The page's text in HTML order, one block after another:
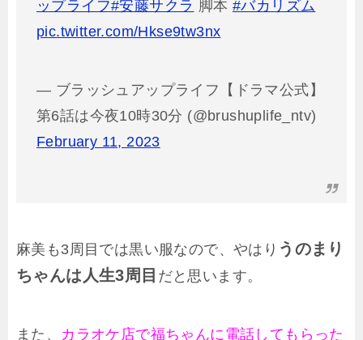
ップライフ#安藤サクラ 脚本#バカリズム
pic.twitter.com/Hkse9tw3nx
— ブラッシュアップライフ【ドラマ公式】
第6話は今夜10時30分 (@brushuplife_ntv)
February 11, 2023
麻美も3周目では黒い服なので、やはり うのまり
ちゃんは人生3周目 だと思います。
また、 カラオケ店で福ちゃんに電話してもらった